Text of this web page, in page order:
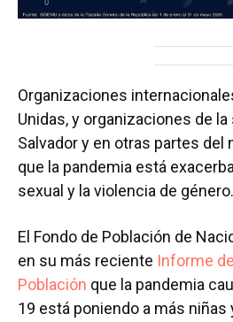
Organizaciones
Unidas, y organizaciones de la
Salvador y en otras partes del
que la pandemia está
sexual y la violencia de género.
El Fondo de Población de
en su más reciente Informe
Población que la pandemia
19 está poniendo a más